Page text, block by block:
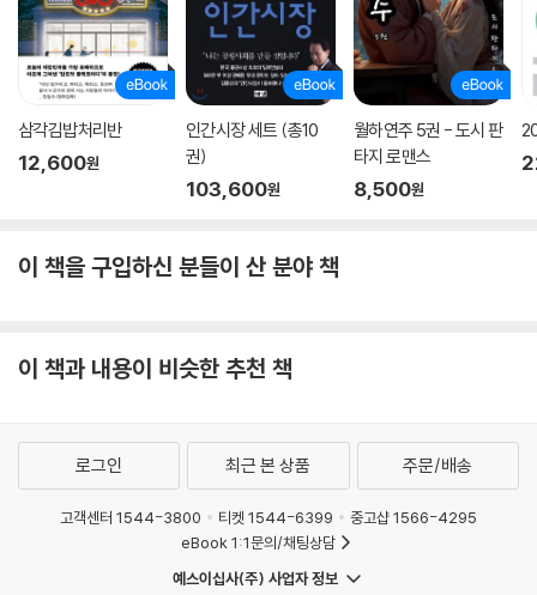
보다 넘어진 오토바이를 먼저 살피는 사장도 만나며(「오토바이」) 무례한
손님한테 된통 당하고 힘들어하는 친구를 위해 “우리 돈 많이 벌어서 대학
에도 꼭 같이 가자,”(「겨울 방학」)
위로를 건네는 상황도 겪는다. 그리고 새엄마에게 “엄마, 나한테 뭐라 해도
괜찮아!/난 엄마 딸이잖아 엄마는 내 엄마잖아.”(「우리 엄마」) 말해 주고
싶다는 아이, 학교 폭력을 견디다 못해 옥상 난간에 섰다가 용기 내어 경찰
고유의 말법을 살려 ‘시’라는 언어로 기록한다. 그곳에는 “불화 못지않은
교감과 화해의 시들이 있고, 나 아닌 타자를 따듯하게 감싸 안는 사랑의 시
려 있는 시들”(김제곤 문학평론가, 해설)이 있기에 코끝 찡한 감동을 전한
다. 성장의 과정 속에서 한껏 푸르러져 가는 아이들의 모습이 건강하고 아
곳에 있다는 증거이니까 ―「걱정 마」 전문
삼각김밥처리반
12,600원
인간시장 세트 (총10
권)
103,600원
월하연주 5권 - 도시 판
타지 로맨스
8,500원
이 책을 구입하신 분들이 산 분야 책
이 책과 내용이 비슷한 추천 책
로그인 최근 본 상품 주문/배송
고객센터 1544-3800 티켓 1544-6399
중고샵 1566-4295
eBook 1:1문의/채팅상담
예스이십사(주) 사업자 정보